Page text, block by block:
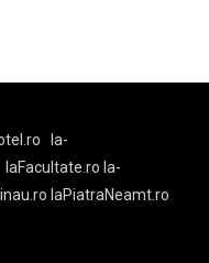
la-
laFacultate.ro la-
laPiatraNeamt.ro